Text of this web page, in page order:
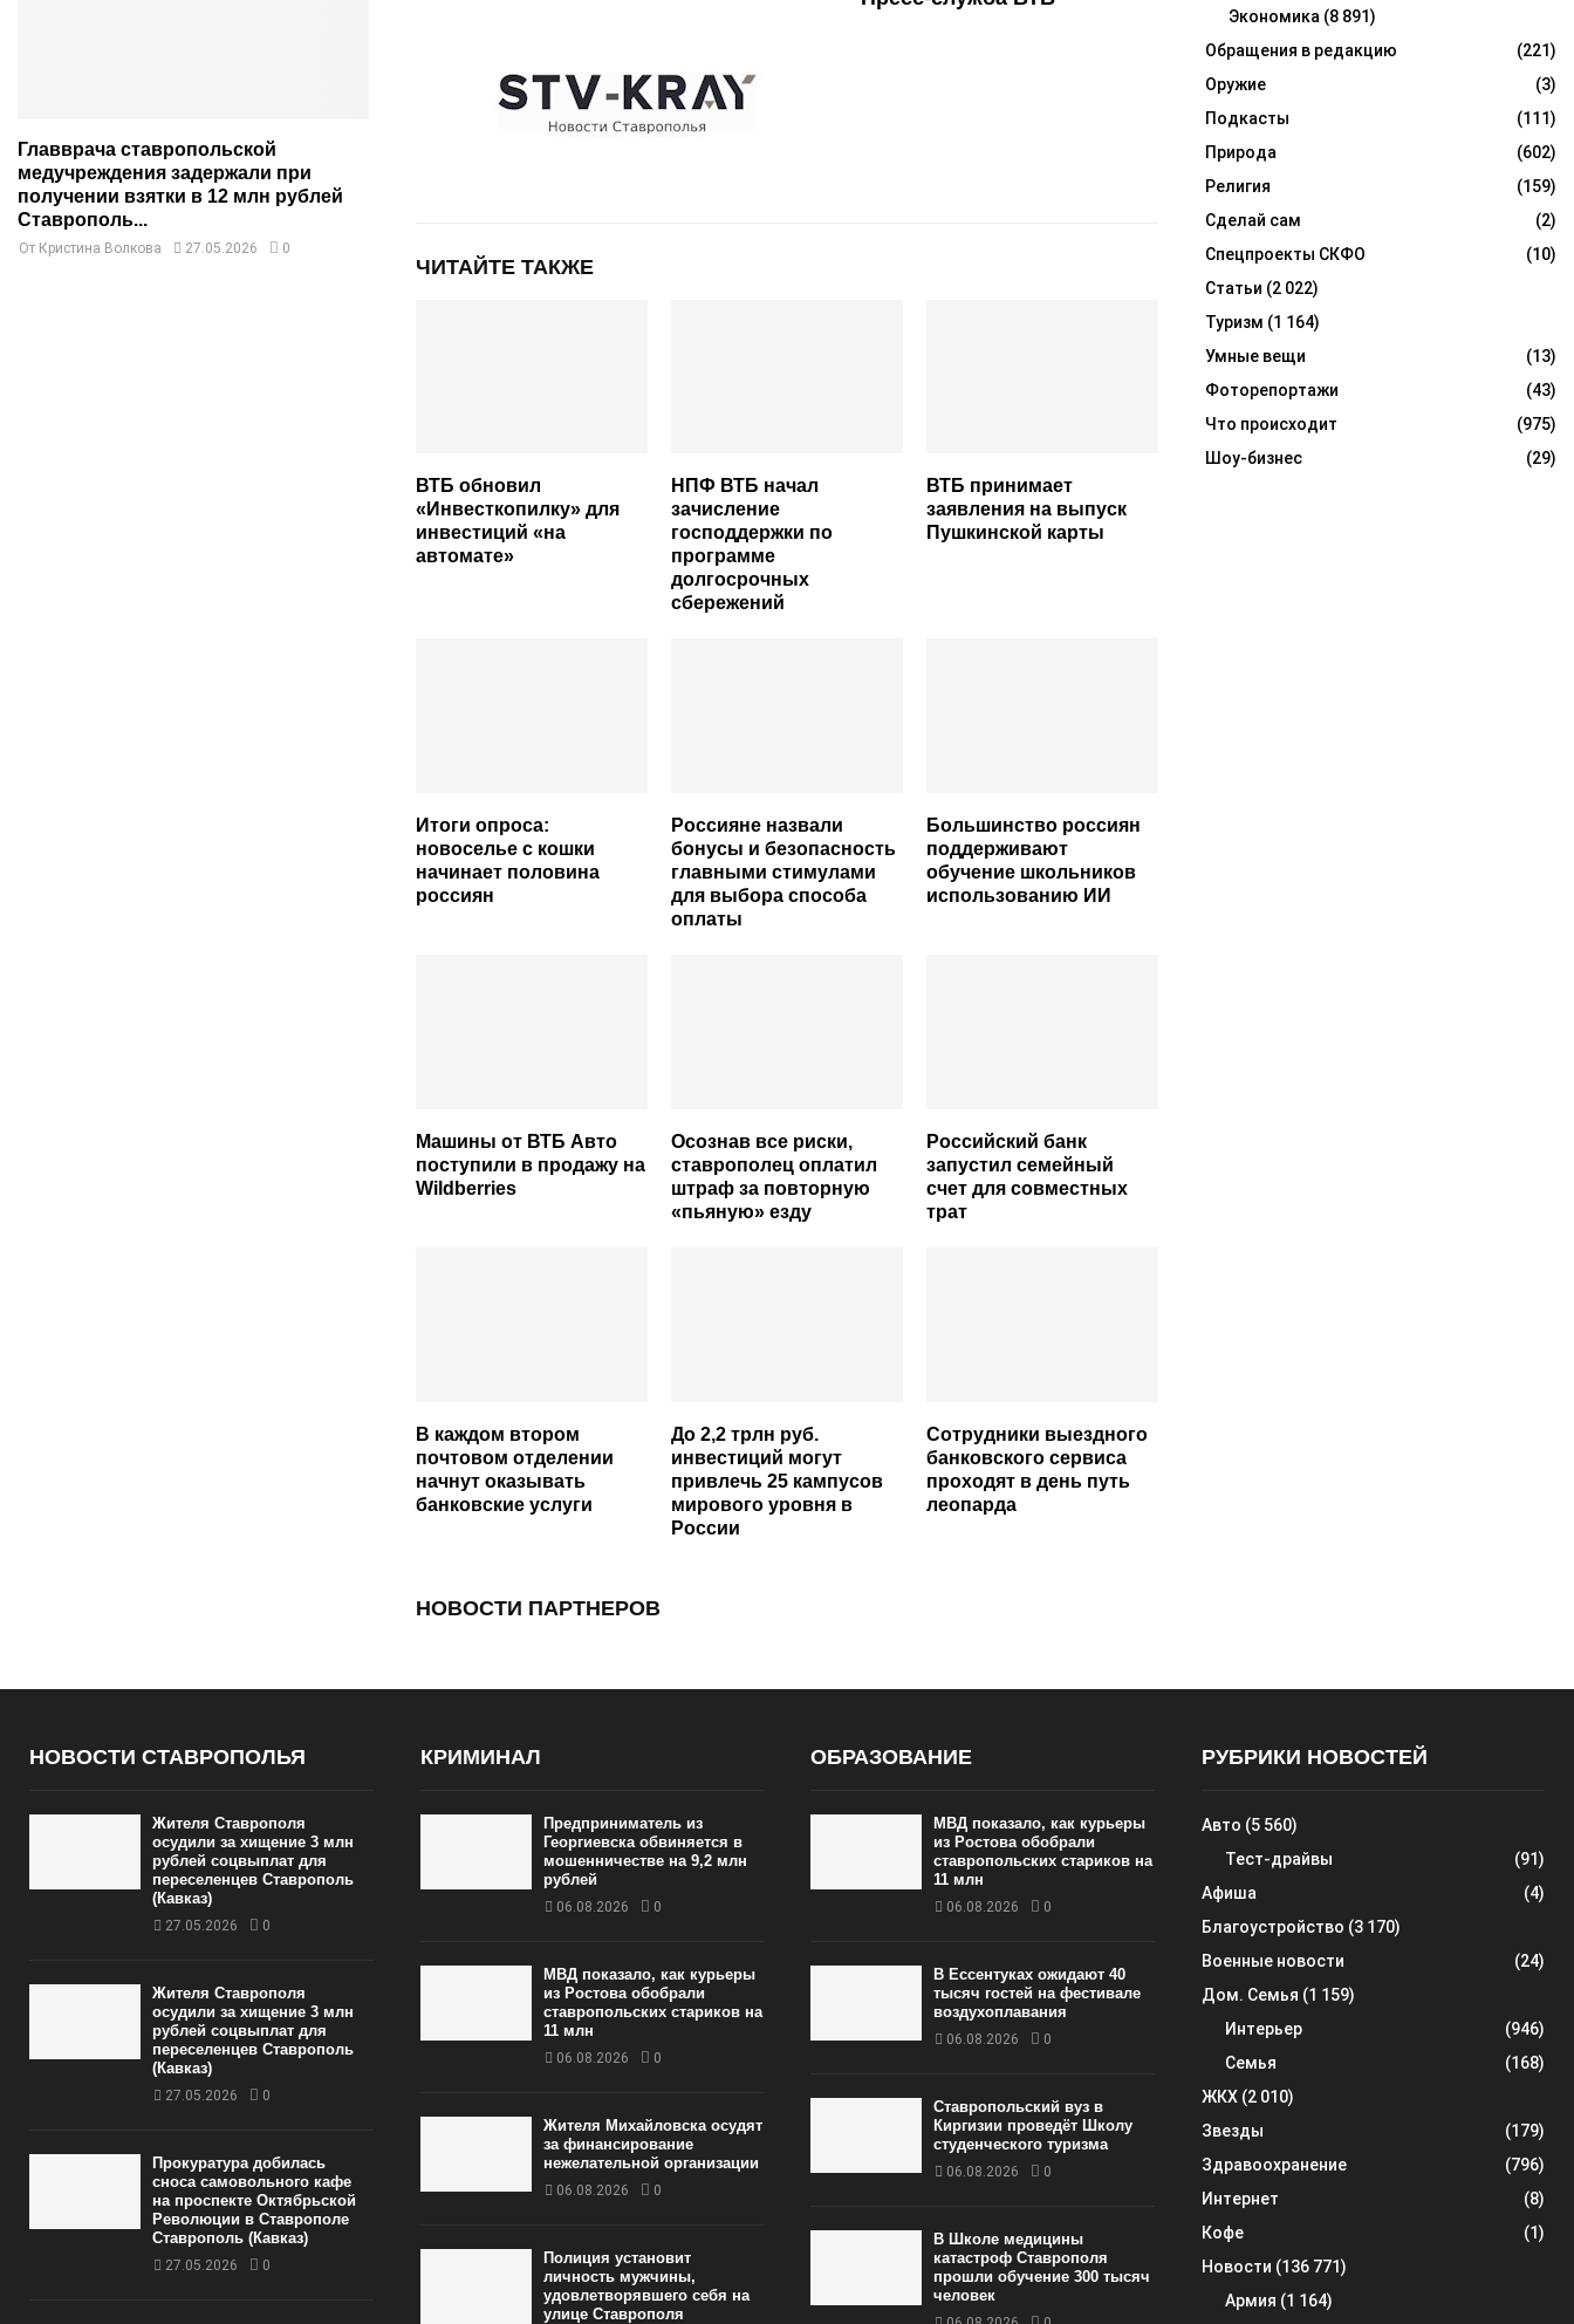
ЧИТАЙТЕ ТАКЖЕ
ВТБ обновил
«Инвесткопилку» для
инвестиций «на
автомате»
НПФ ВТБ начал
зачисление
господдержки по
программе
долгосрочных
сбережений
ВТБ принимает
заявления на выпуск
Пушкинской карты
Итоги опроса:
новоселье с кошки
начинает половина
россиян
Россияне назвали
бонусы и безопасность
главными стимулами
для выбора способа
оплаты
Большинство россиян
поддерживают
обучение школьников
использованию ИИ
Машины от ВТБ Авто
поступили в продажу на
Wildberries
Осознав все риски,
ставрополец оплатил
штраф за повторную
«пьяную» езду
Российский банк
запустил семейный
счет для совместных
трат
В каждом втором
почтовом отделении
начнут оказывать
банковские услуги
До 2,2 трлн руб.
инвестиций могут
привлечь 25 кампусов
мирового уровня в
России
Сотрудники выездного
банковского сервиса
проходят в день путь
леопарда
НОВОСТИ ПАРТНЕРОВ
Главврача ставропольской
медучреждения задержали при
получении взятки в 12 млн рублей
Ставрополь...
От Кристина Волкова 27.05.2026 0
Экономика (8 891)
Обращения в редакцию
(221)
Оружие
(3)
Подкасты
(111)
Природа
(602)
Религия
(159)
Сделай сам
(2)
Спецпроекты СКФО
(10)
Статьи (2 022)
Туризм (1 164)
Умные вещи
(13)
Фоторепортажи
(43)
Что происходит
(975)
Шоу-бизнес
(29)
НОВОСТИ СТАВРОПОЛЬЯ
Жителя Ставрополя
осудили за хищение 3 млн
рублей соцвыплат для
переселенцев Ставрополь
(Кавказ)
27.05.2026 0
Жителя Ставрополя
осудили за хищение 3 млн
рублей соцвыплат для
переселенцев Ставрополь
(Кавказ)
27.05.2026 0
Прокуратура добилась
сноса самовольного кафе
на проспекте Октябрьской
Революции в Ставрополе
Ставрополь (Кавказ)
27.05.2026 0
КРИМИНАЛ
Предприниматель из
Георгиевска обвиняется в
мошенничестве на 9,2 млн
рублей
06.08.2026 0
МВД показало, как курьеры
из Ростова обобрали
ставропольских стариков на
11 млн
06.08.2026 0
Жителя Михайловска осудят
за финансирование
нежелательной организации
06.08.2026 0
Полиция установит
личность мужчины,
удовлетворявшего себя на
улице Ставрополя
ОБРАЗОВАНИЕ
МВД показало, как курьеры
из Ростова обобрали
ставропольских стариков на
11 млн
06.08.2026 0
В Ессентуках ожидают 40
тысяч гостей на фестивале
воздухоплавания
06.08.2026 0
Ставропольский вуз в
Киргизии проведёт Школу
студенческого туризма
06.08.2026 0
В Школе медицины
катастроф Ставрополя
прошли обучение 300 тысяч
человек
РУБРИКИ НОВОСТЕЙ
Авто (5 560)
Тест-драйвы
(91)
Афиша
(4)
Благоустройство (3 170)
Военные новости
(24)
Дом. Семья (1 159)
Интерьер
(946)
Семья
(168)
ЖКХ(2 010)
Звезды
(179)
Здравоохранение
(796)
Интернет
(8)
Кофе
(1)
Новости (136 771)
Армия (1 164)